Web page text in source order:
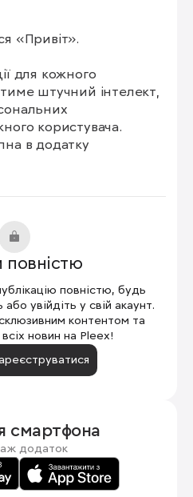
«Привіт».
для кожного
штучний інтелект,
користувача.
в додатку
повністю
повністю, будь
увійдіть у свій акаунт.
контентом та
новин на Pleex!
смартфона
додаток